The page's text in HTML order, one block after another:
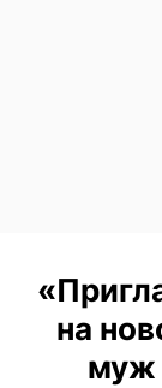
на
муж